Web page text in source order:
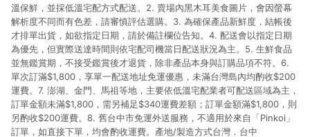
溫保鮮，並採低溫宅配方式配送。2. 賣場內黑木耳美食圖片，會因螢幕
解析度不同而有色差，請審慎評估選購。3. 為確保產品新鮮度，結帳後
才排單出貨，如欲指定日期，請於備註欄位告知。4. 配送會以指定日期
為優先，但實際送達時間則依宅配司機當日配送狀況為主。5. 生鮮食品
並無鑑賞期，不接受鑑賞後才退貨，除非產品本身與訂購品項不符。6.
單次訂滿$1,800，享單一配送地址免運優惠，未滿台灣島內均酌收$200
運費。7. 澎湖、金門、馬祖等地，主要依低溫宅配業者可配送區域為主，
訂單金額未滿$1,800，需另補足$340運費差額；訂單金額滿$1,800，則
另酌收$200運費。8. 舊台中市免運外送服務，不適用於來自「Pinkoi」
訂單，如直接下單，均會酌收運費。產地/製造方式台灣．台中